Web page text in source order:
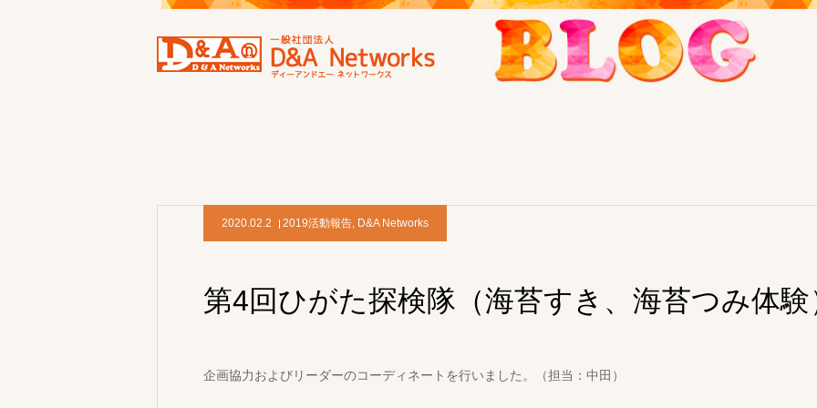
2020.02.2 2019活動報告, D&A Networks
第4回ひがた探検隊（海苔すき、海苔つみ体験
企画協力およびリーダーのコーディネートを行いました。（担当：中田）